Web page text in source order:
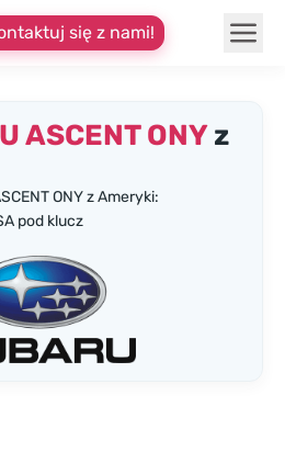
się z nami!
ASCENT ONYz
ONY z Ameryki:
pod klucz